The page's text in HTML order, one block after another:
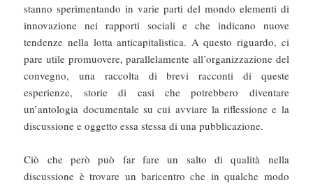
stanno sperimentando in varie parti del mondo elementi di
innovazione nei rapporti sociali e che indicano nuove
tendenze nella lotta anticapitalistica. A questo riguardo, ci
pare utile promuovere, parallelamente all’organizzazione del
convegno, una raccolta di brevi racconti di queste
esperienze, storie di casi che potrebbero diventare
un’antologia documentale su cui avviare la riflessione e la
discussione e oggetto essa stessa di una pubblicazione.
Ciò che però può far fare un salto di qualità nella
discussione è trovare un baricentro che in qualche modo